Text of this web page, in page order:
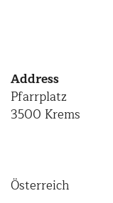
Address
Pfarrplatz
3500 Krems
Österreich